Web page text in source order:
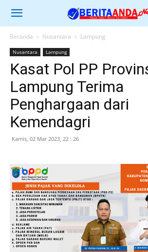
Beranda Nusantara Lampung
Nusantara Lampung
Kasat Pol PP
Lampung Terima
Penghargaan dari
Kemendagri
Kamis, 02 Mar 2023, 22 : 26